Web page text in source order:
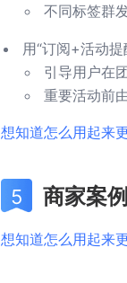
不同标签群
用“订阅+活动
引导用户在
重要活动前
想知道怎么用起来
商家案例
想知道怎么用起来